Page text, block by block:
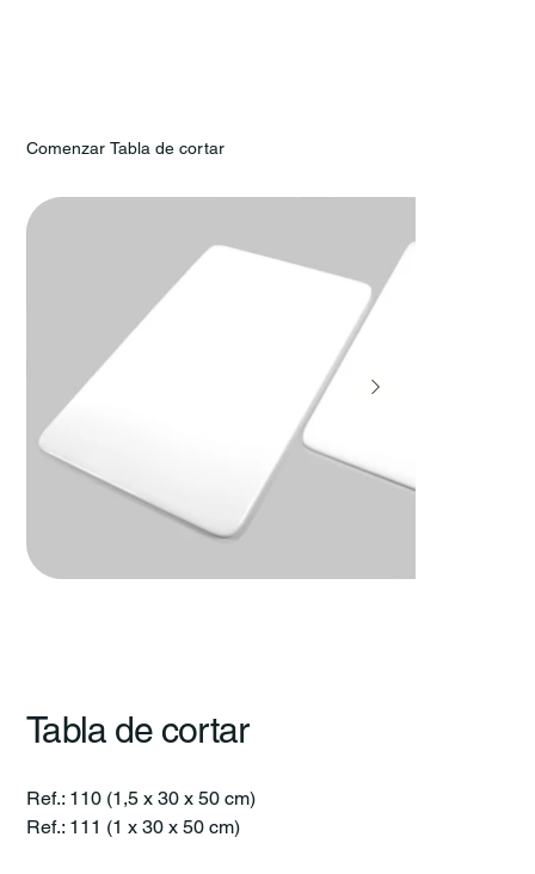
Comenzar Tabla de cortar
Tabla de cortar
Ref.: 110 (1,5 x 30 x 50 cm)
Ref.: 111 (1 x 30 x 50 cm)